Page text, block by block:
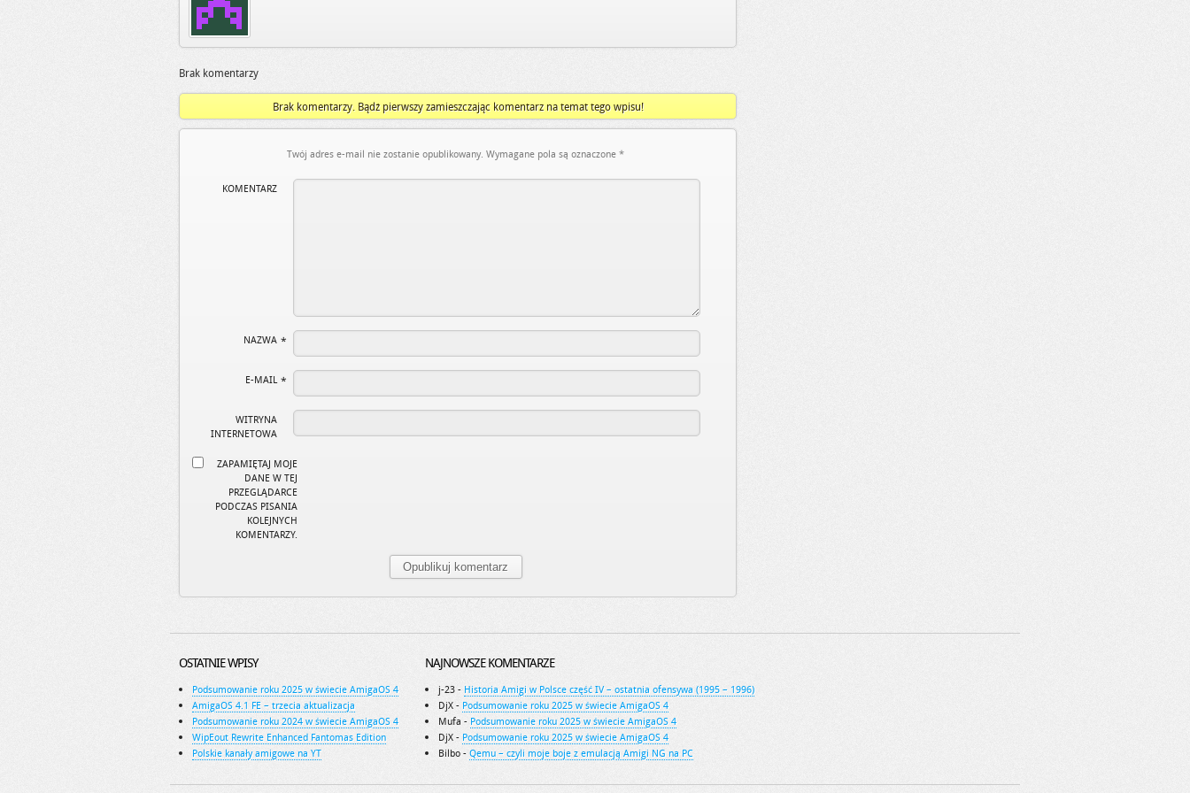
Brak komentarzy
Brak komentarzy. Bądź pierwszy zamieszczając komentarz na temat tego wpisu!
Twój adres e-mail nie zostanie opublikowany. Wymagane pola są oznaczone *
KOMENTARZ
NAZWA *
E-MAIL *
WITRYNA
INTERNETOWA
ZAPAMIĘTAJ MOJE
DANE W TEJ
PRZEGLĄDARCE
PODCZAS PISANIA
KOLEJNYCH
KOMENTARZY.
OSTATNIE WPISY
Podsumowanie roku 2025 w świecie AmigaOS 4
AmigaOS 4.1 FE – trzecia aktualizacja
Podsumowanie roku 2024 w świecie AmigaOS 4
WipEout Rewrite Enhanced Fantomas Edition
Polskie kanały amigowe na YT
NAJNOWSZE KOMENTARZE
j-23 - Historia Amigi w Polsce część IV – ostatnia ofensywa (1995 – 1996)
DjX - Podsumowanie roku 2025 w świecie AmigaOS 4
Mufa - Podsumowanie roku 2025 w świecie AmigaOS 4
DjX - Podsumowanie roku 2025 w świecie AmigaOS 4
Bilbo - Qemu – czyli moje boje z emulacją Amigi NG na PC